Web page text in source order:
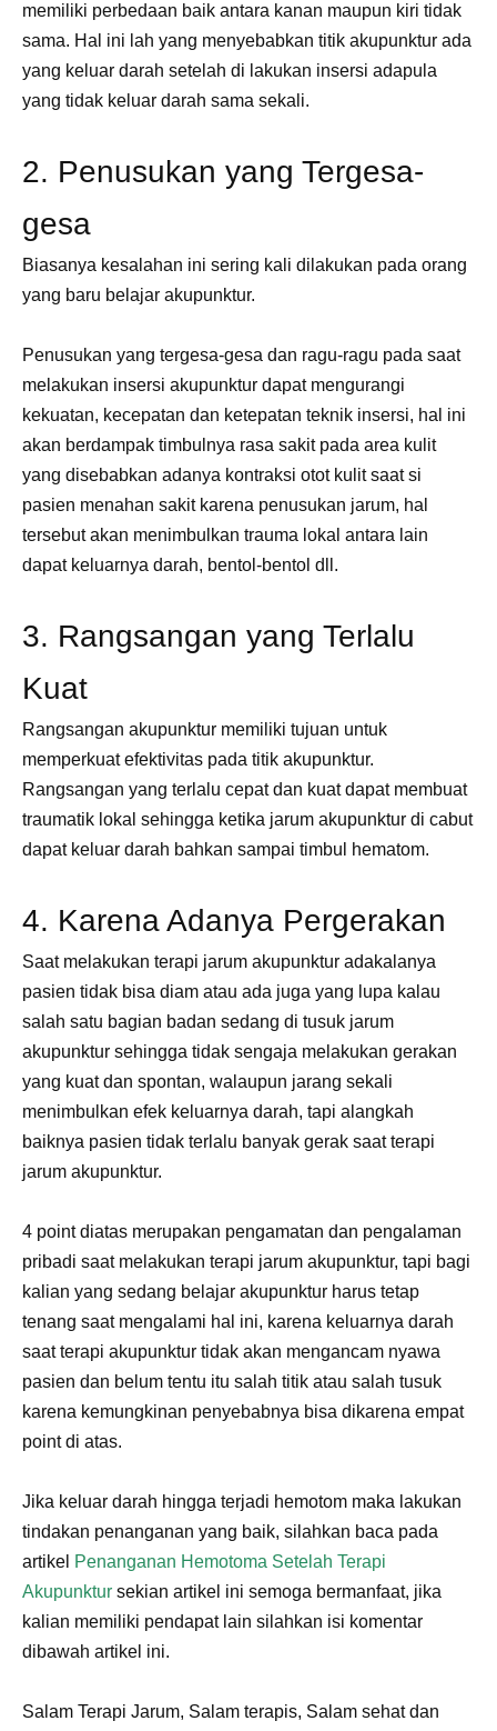
memiliki perbedaan baik antara kanan maupun kiri tidak
sama. Hal ini lah yang menyebabkan titik akupunktur ada
yang keluar darah setelah di lakukan insersi adapula
yang tidak keluar darah sama sekali.
2. Penusukan yang Tergesa-
gesa
Biasanya kesalahan ini sering kali dilakukan pada orang
yang baru belajar akupunktur.
Penusukan yang tergesa-gesa dan ragu-ragu pada saat
melakukan insersi akupunktur dapat mengurangi
kekuatan, kecepatan dan ketepatan teknik insersi, hal ini
akan berdampak timbulnya rasa sakit pada area kulit
yang disebabkan adanya kontraksi otot kulit saat si
pasien menahan sakit karena penusukan jarum, hal
tersebut akan menimbulkan trauma lokal antara lain
dapat keluarnya darah, bentol-bentol dll.
3. Rangsangan yang Terlalu
Kuat
Rangsangan akupunktur memiliki tujuan untuk
memperkuat efektivitas pada titik akupunktur.
Rangsangan yang terlalu cepat dan kuat dapat membuat
traumatik lokal sehingga ketika jarum akupunktur di cabut
dapat keluar darah bahkan sampai timbul hematom.
4. Karena Adanya Pergerakan
Saat melakukan terapi jarum akupunktur adakalanya
pasien tidak bisa diam atau ada juga yang lupa kalau
salah satu bagian badan sedang di tusuk jarum
akupunktur sehingga tidak sengaja melakukan gerakan
yang kuat dan spontan, walaupun jarang sekali
menimbulkan efek keluarnya darah, tapi alangkah
baiknya pasien tidak terlalu banyak gerak saat terapi
jarum akupunktur.
4 point diatas merupakan pengamatan dan pengalaman
pribadi saat melakukan terapi jarum akupunktur, tapi bagi
kalian yang sedang belajar akupunktur harus tetap
tenang saat mengalami hal ini, karena keluarnya darah
saat terapi akupunktur tidak akan mengancam nyawa
pasien dan belum tentu itu salah titik atau salah tusuk
karena kemungkinan penyebabnya bisa dikarena empat
point di atas.
Jika keluar darah hingga terjadi hemotom maka lakukan
tindakan penanganan yang baik, silahkan baca pada
artikel Penanganan Hemotoma Setelah Terapi
Akupunktur sekian artikel ini semoga bermanfaat, jika
kalian memiliki pendapat lain silahkan isi komentar
dibawah artikel ini.
Salam Terapi Jarum, Salam terapis, Salam sehat dan